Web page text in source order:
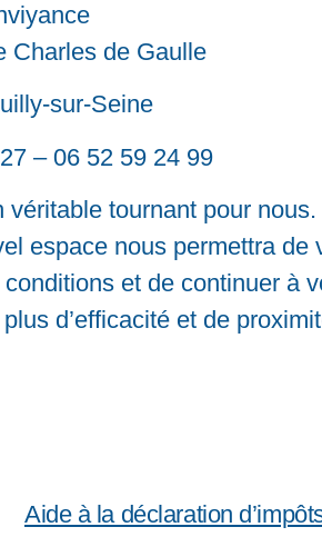
Charles de Gaulle
sur-Seine
– 06 52 59 24 99
tournant pour
espace nous permettra de
et de continuer à
d’efficacité et de
Aide à la déclaration